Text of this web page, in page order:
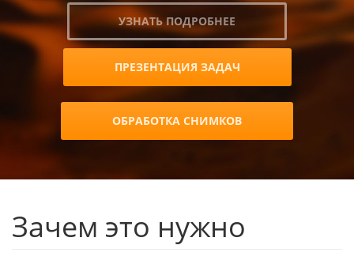
УЗНАТЬ ПОДРОБНЕЕ
ПРЕЗЕНТАЦИЯ ЗАДАЧ
ОБРАБОТКА СНИМКОВ
Зачем это нужно